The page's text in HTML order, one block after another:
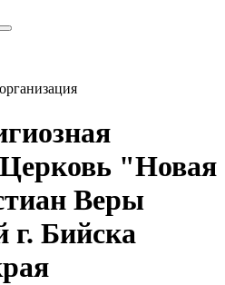
"Новая
Веры
г. Бийска